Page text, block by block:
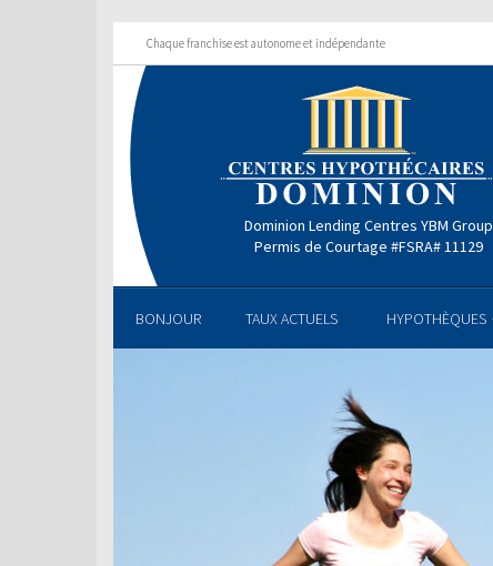
Chaque franchise est autonome et indépendante
Dominion Lending Centres YBM Group
Permis de Courtage #FSRA# 11129
BONJOUR TAUX ACTUELS HYPOTHÈQUES